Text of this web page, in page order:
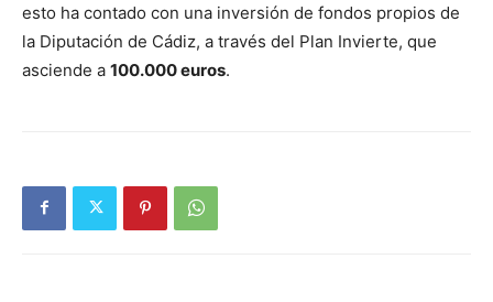
esto ha contado con una inversión de fondos propios de
la Diputación de Cádiz, a través del Plan Invierte, que
asciende a 100.000 euros.